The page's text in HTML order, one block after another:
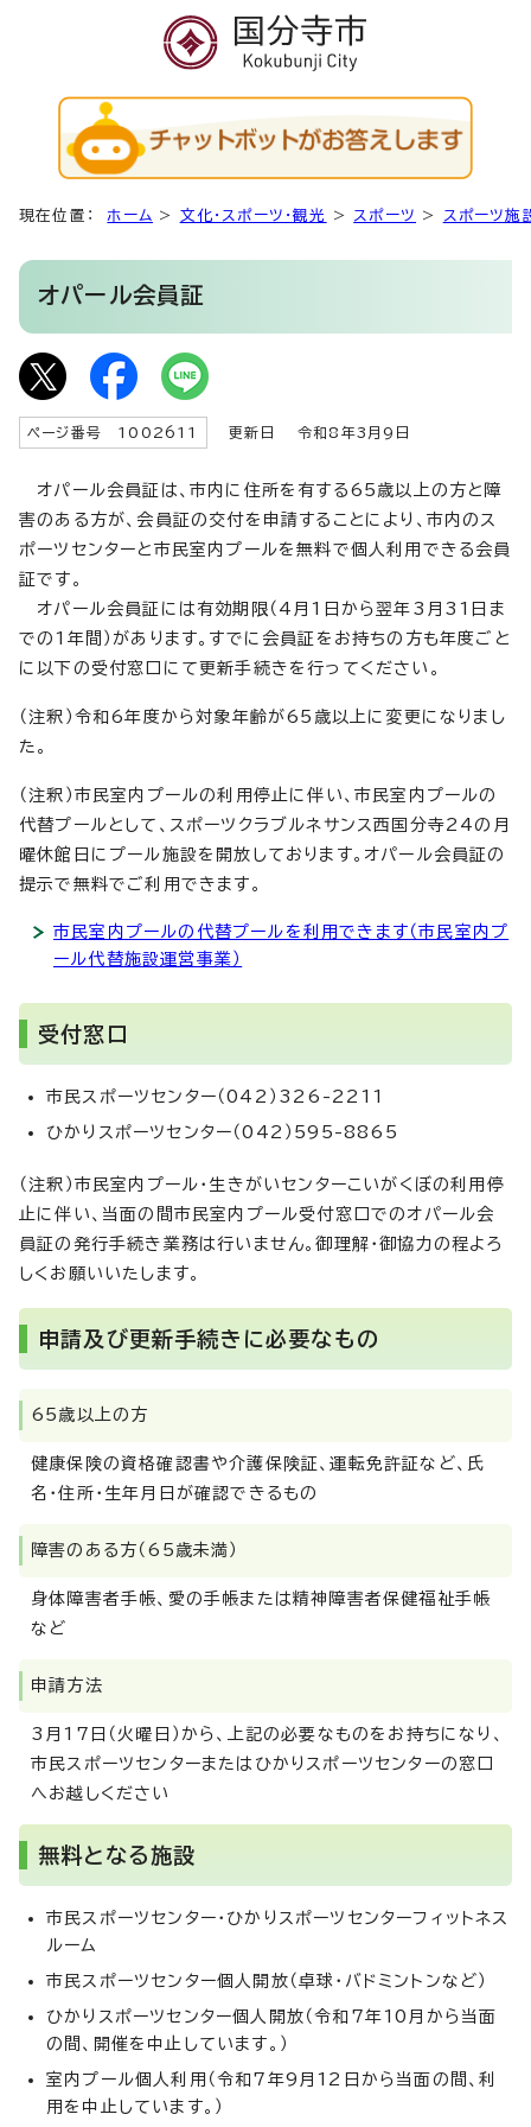
現在位置： ホーム > 文化・スポーツ・観光 > スポーツ > スポーツ施
オパール会員証
ページ番号 1002611 更新日 令和8年3月9日
オパール会員証は、市内に住所を有する65歳以上の方と障
害のある方が、会員証の交付を申請することにより、市内のス
ポーツセンターと市民室内プールを無料で個人利用できる会員
証です。
オパール会員証には有効期限（4月1日から翌年3月31日ま
での1年間）があります。すでに会員証をお持ちの方も年度ごと
に以下の受付窓口にて更新手続きを行ってください。
（注釈）令和6年度から対象年齢が65歳以上に変更になりまし
た。
（注釈）市民室内プールの利用停止に伴い、市民室内プールの
代替プールとして、スポーツクラブルネサンス西国分寺24の月
曜休館日にプール施設を開放しております。オパール会員証の
提示で無料でご利用できます。
市民室内プールの代替プールを利用できます（市民室内プ
ール代替施設運営事業）
受付窓口
市民スポーツセンター（042）326-2211
ひかりスポーツセンター（042）595-8865
（注釈）市民室内プール・生きがいセンターこいがくぼの利用停
止に伴い、当面の間市民室内プール受付窓口でのオパール会
員証の発行手続き業務は行いません。御理解・御協力の程よろ
しくお願いいたします。
申請及び更新手続きに必要なもの
65歳以上の方
健康保険の資格確認書や介護保険証、運転免許証など、氏
名・住所・生年月日が確認できるもの
障害のある方（65歳未満）
身体障害者手帳、愛の手帳または精神障害者保健福祉手帳
など
申請方法
3月17日（火曜日）から、上記の必要なものをお持ちになり、
市民スポーツセンターまたはひかりスポーツセンターの窓口
へお越しください
無料となる施設
市民スポーツセンター・ひかりスポーツセンターフィットネス
ルーム
市民スポーツセンター個人開放（卓球・バドミントンなど）
ひかりスポーツセンター個人開放（令和7年10月から当面
の間、開催を中止しています。）
室内プール個人利用（令和7年9月12日から当面の間、利
用を中止しています。）